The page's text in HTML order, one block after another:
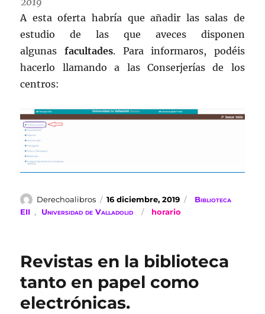
A esta oferta habría que añadir las salas de
estudio de las que aveces disponen
algunas facultades. Para informaros, podéis
hacerlo llamando a las Conserjerías de los
centros:
Autor
Derechoalibros
Publicado
el
16 diciembre, 2019 Categorías
Biblioteca
EII , Universidad de Valladolid Etiquetas
horario
Revistas en la biblioteca
tanto en papel como
electrónicas.